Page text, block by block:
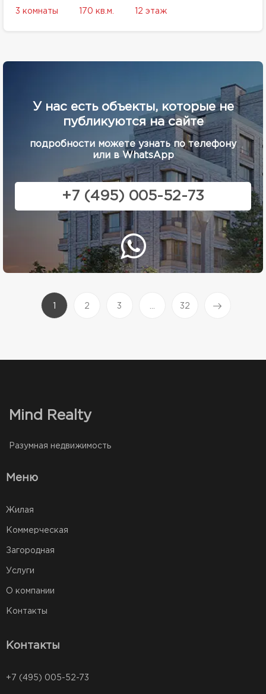
3 комнаты 170 кв.м. 12 этаж
У нас есть объекты, которые не
публикуются на сайте
подробности можете узнать по телефону
или в WhatsApp
+7 (495) 005-52-73
(current)
2 3 32
Mind Realty
Разумная недвижимость
Меню
Жилая
Коммерческая
Загородная
Услуги
О компании
Контакты
Контакты
+7 (495) 005-52-73